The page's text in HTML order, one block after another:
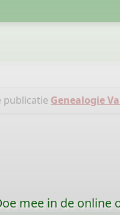
publicatie Genealogie
mee in de online